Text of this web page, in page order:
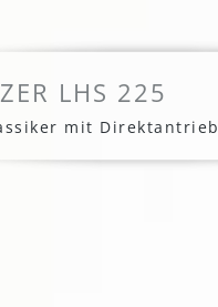
LHS 225
mit Direktantrieb